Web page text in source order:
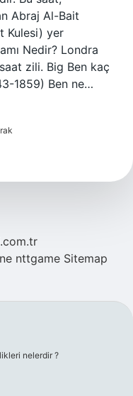
Abraj Al-Bait
Kulesi) yer
Nedir? Londra
zili. Big Ben kaç
1859) Ben ne…
nttgame Sitemap
nelerdir ?